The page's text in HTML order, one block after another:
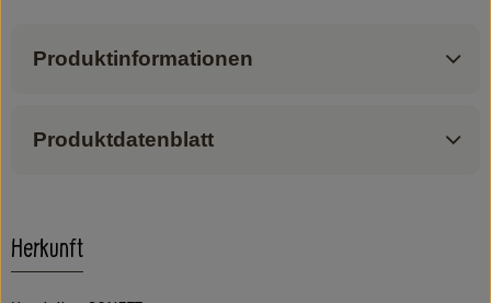
Produktinformationen
Produktdatenblatt
Herkunft